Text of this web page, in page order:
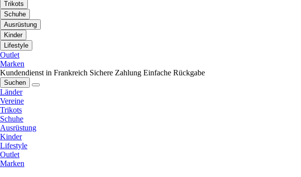
Trikots
Schuhe
Ausrüstung
Kinder
Lifestyle
Outlet
Marken
Kundendienst in Frankreich Sichere Zahlung Einfache Rückgabe
Suchen
Länder
Vereine
Trikots
Schuhe
Ausrüstung
Kinder
Lifestyle
Outlet
Marken